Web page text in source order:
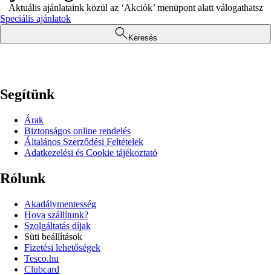
Aktuális ajánlataink közül az ‘Akciók’ menüpont alatt válogathatsz
Speciális ajánlatok
Keresés
Segítünk
Árak
Biztonságos online rendelés
Általános Szerződési Feltételek
Adatkezelési és Cookie tájékoztató
Rólunk
Akadálymentesség
Hova szállítunk?
Szolgáltatás díjak
Süti beállítások
Fizetési lehetőségek
Tesco.hu
Clubcard